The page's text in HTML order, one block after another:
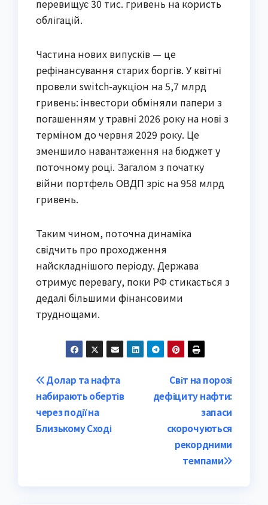
перевищує 30 тис. гривень на користь
облігацій.
Частина нових випусків — це
рефінансування старих боргів. У квітні
провели switch-аукціон на 5,7 млрд
гривень: інвестори обміняли папери з
погашенням у травні 2026 року на нові з
терміном до червня 2029 року. Це
зменшило навантаження на бюджет у
поточному році. Загалом з початку
війни портфель ОВДП зріс на 958 млрд
гривень.
Таким чином, поточна динаміка
свідчить про проходження
найскладнішого періоду. Держава
отримує перевагу, поки РФ стикається з
дедалі більшими фінансовими
труднощами.
Post
navigation
Світ на порозі
дефіциту нафти:
запаси
скорочуються
рекордними
темпами
Долар та нафта
набирають обертів
через події на
Близькому Сході